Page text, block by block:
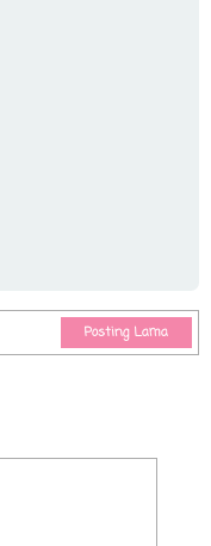
Posting Lama